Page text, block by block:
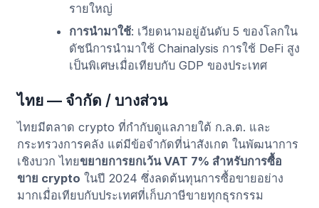
รายใหญ่
การนำมาใช้: เวียดนามอยู่อันดับ 5 ของโลกใน
ดัชนีการนำมาใช้ Chainalysis การใช้ DeFi สูง
เป็นพิเศษเมื่อเทียบกับ GDP ของประเทศ
ไทย — จำกัด / บางส่วน
ไทยมีตลาด crypto ที่กำกับดูแลภายใต้ ก.ล.ต. และ
กระทรวงการคลัง แต่มีข้อจำกัดที่น่าสังเกต ในพัฒนาการ
เชิงบวก ไทยขยายการยกเว้น VAT 7% สำหรับการซื้อ
ขาย crypto ในปี 2024 ซึ่งลดต้นทุนการซื้อขายอย่าง
มากเมื่อเทียบกับประเทศที่เก็บภาษีขายทุกธุรกรรม